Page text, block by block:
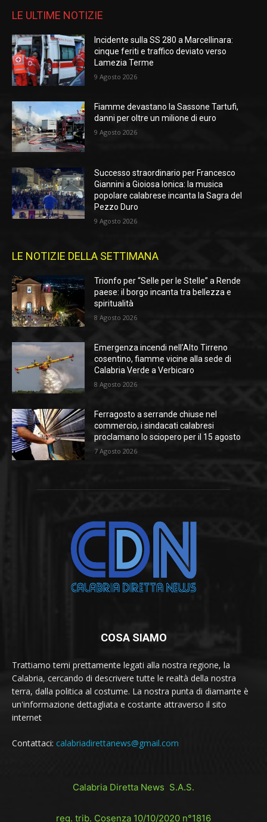
LE ULTIME NOTIZIE
Incidente sulla SS 280 a Marcellinara:
cinque feriti e traffico deviato verso
Lamezia Terme
9 Agosto 2026
Fiamme devastano la Sassone Tartufi,
danni per oltre un milione di euro
9 Agosto 2026
Successo straordinario per Francesco
Giannini a Gioiosa Ionica: la musica
popolare calabrese incanta la Sagra del
Pezzo Duro
9 Agosto 2026
LE NOTIZIE DELLA SETTIMANA
Trionfo per “Selle per le Stelle” a Rende
paese: il borgo incanta tra bellezza e
spiritualità
8 Agosto 2026
Emergenza incendi nell’Alto Tirreno
cosentino, fiamme vicine alla sede di
Calabria Verde a Verbicaro
8 Agosto 2026
Ferragosto a serrande chiuse nel
commercio, i sindacati calabresi
proclamano lo sciopero per il 15 agosto
7 Agosto 2026
COSA SIAMO
Trattiamo temi prettamente legati alla nostra regione, la
Calabria, cercando di descrivere tutte le realtà della nostra
terra, dalla politica al costume. La nostra punta di diamante è
un'informazione dettagliata e costante attraverso il sito
internet
Contattaci: calabriadirettanews@gmail.com
Calabria Diretta News S.A.S.
reg. trib. Cosenza 10/10/2020 n°1816